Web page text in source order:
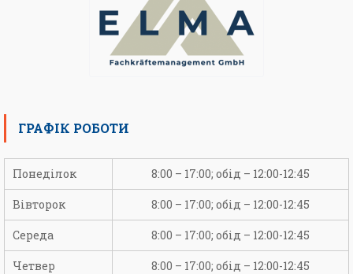
ГРАФІК РОБОТИ
Понеділок 8:00 – 17:00; обід – 12:00-12:45
Вівторок 8:00 – 17:00; обід – 12:00-12:45
Середа 8:00 – 17:00; обід – 12:00-12:45
Четвер 8:00 – 17:00; обід – 12:00-12:45